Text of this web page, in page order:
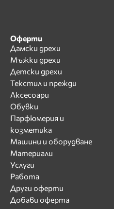
Оферти
Дамски дрехи
Мъжки дрехи
Детски дрехи
Текстил и прежди
Аксесоари
Обувки
Парфюмерия и
козметика
Машини и оборудване
Материали
Услуги
Работа
Други оферти
Добави оферта